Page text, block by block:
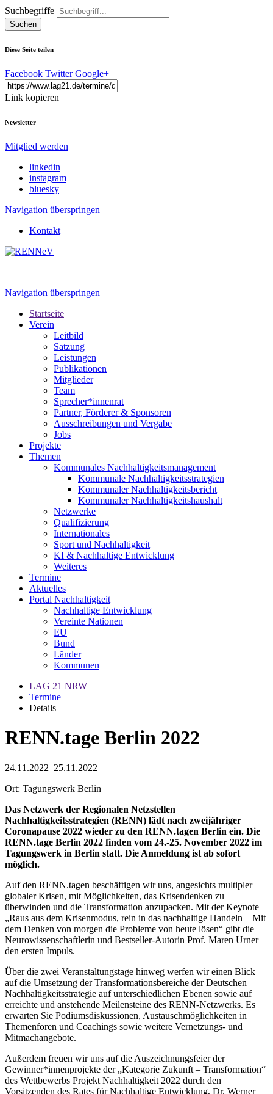
Suchbegriffe
Suchen
Diese Seite teilen
Facebook Twitter Google+
Link kopieren
Newsletter
Mitglied werden
linkedin
instagram
bluesky
Navigation überspringen
Kontakt
Navigation überspringen
Startseite
Verein
Leitbild
Satzung
Leistungen
Publikationen
Mitglieder
Team
Sprecher*innenrat
Partner, Förderer & Sponsoren
Ausschreibungen und Vergabe
Jobs
Projekte
Themen
Kommunales Nachhaltigkeitsmanagement
Kommunale Nachhaltigkeitsstrategien
Kommunaler Nachhaltigkeitsbericht
Kommunaler Nachhaltigkeitshaushalt
Netzwerke
Qualifizierung
Internationales
Sport und Nachhaltigkeit
KI & Nachhaltige Entwicklung
Weiteres
Termine
Aktuelles
Portal Nachhaltigkeit
Nachhaltige Entwicklung
Vereinte Nationen
EU
Bund
Länder
Kommunen
LAG 21 NRW
Termine
Details
RENN.tage Berlin 2022
24.11.2022–25.11.2022
Ort: Tagungswerk Berlin
Das Netzwerk der Regionalen Netzstellen
Nachhaltigkeitsstrategien (RENN) lädt nach zweijähriger
Coronapause 2022 wieder zu den RENN.tagen Berlin ein. Die
RENN.tage Berlin 2022 finden vom 24.-25. November 2022 im
Tagungswerk in Berlin statt. Die Anmeldung ist ab sofort
möglich.
Auf den RENN.tagen beschäftigen wir uns, angesichts multipler
globaler Krisen, mit Möglichkeiten, das Krisendenken zu
überwinden und die Transformation anzupacken. Mit der Keynote
„Raus aus dem Krisenmodus, rein in das nachhaltige Handeln – Mit
dem Denken von morgen die Probleme von heute lösen“ gibt die
Neurowissenschaftlerin und Bestseller-Autorin Prof. Maren Urner
den ersten Impuls.
Über die zwei Veranstaltungstage hinweg werfen wir einen Blick
auf die Umsetzung der Transformationsbereiche der Deutschen
Nachhaltigkeitsstrategie auf unterschiedlichen Ebenen sowie auf
erreichte und anstehende Meilensteine des RENN-Netzwerks. Es
erwarten Sie Podiumsdiskussionen, Austauschmöglichkeiten in
Themenforen und Coachings sowie weitere Vernetzungs- und
Mitmachangebote.
Außerdem freuen wir uns auf die Auszeichnungsfeier der
Gewinner*innenprojekte der „Kategorie Zukunft – Transformation“
des Wettbewerbs Projekt Nachhaltigkeit 2022 durch den
Vorsitzenden des Rates für Nachhaltige Entwicklung, Dr. Werner